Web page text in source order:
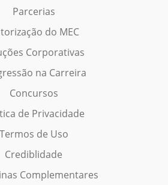
Parcerias
do MEC
Corporativas
na Carreira
Concursos
de Privacidade
Termos de Uso
Crediblidade
Complementares